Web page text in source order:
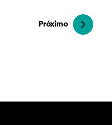
Próximo